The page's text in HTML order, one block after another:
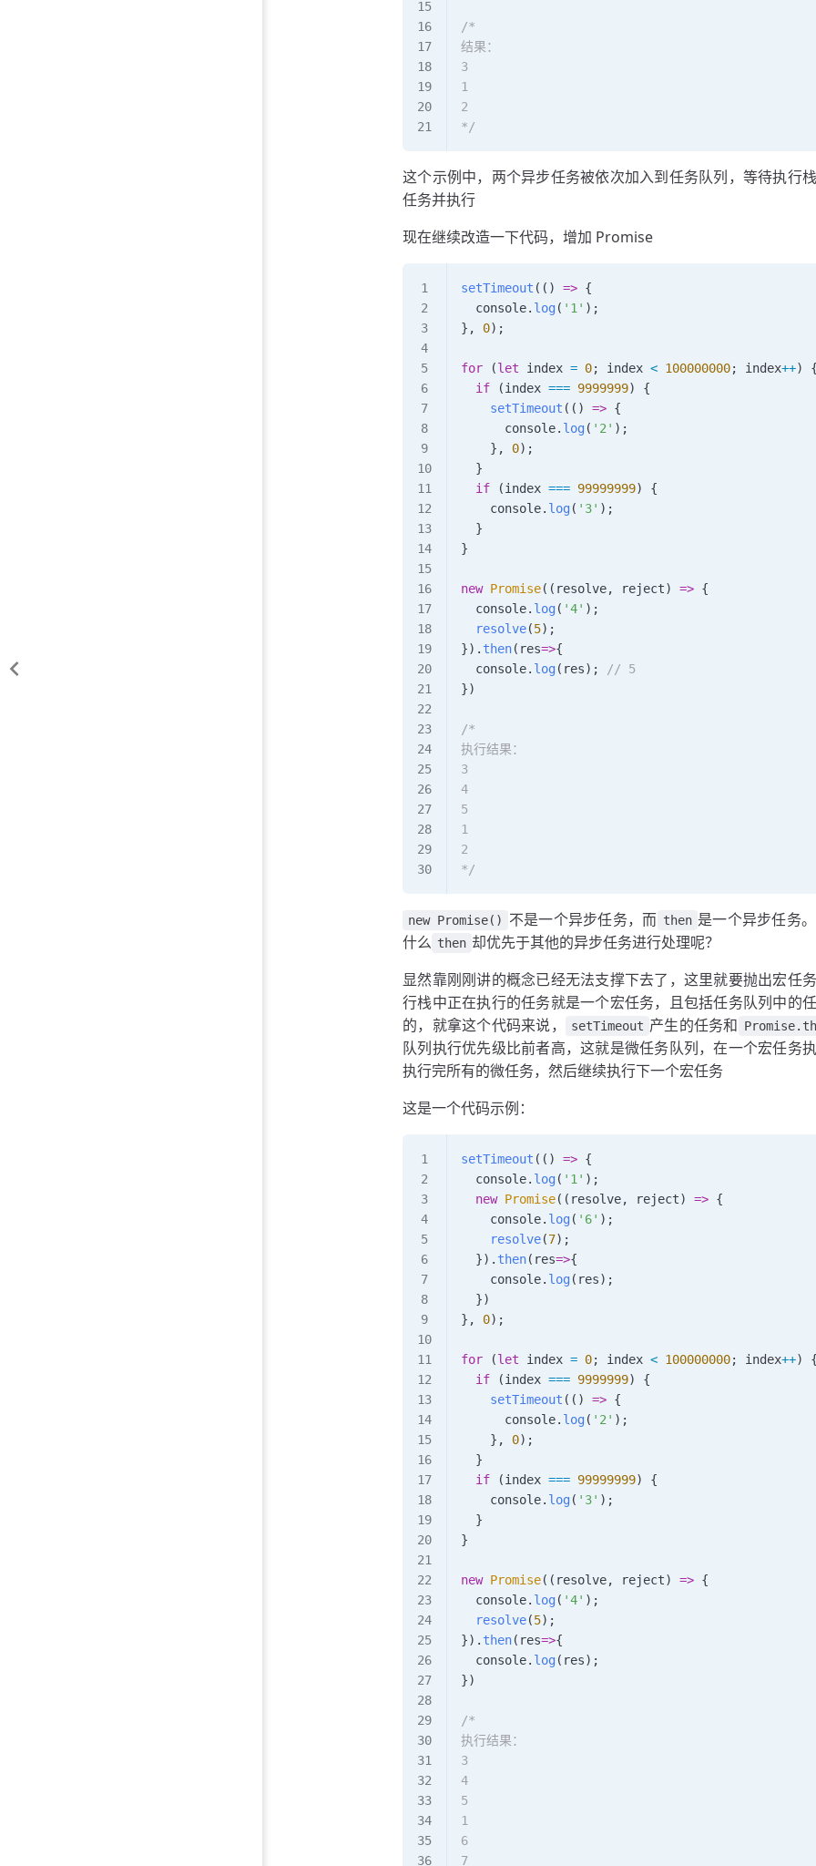
/*
结果：
3
1
2
*/
这个示例中，两个异步任务被依次加入到任务队列，等待执行
任务并执行
现在继续改造一下代码，增加 Promise
setTimeout (() => {
  console
. log ( '1' );
}, 0);
for (let index = 0; index < 100000000; index++)
  if
(index === 9999999) {
    setTimeout
(() => {
      console
. log ( '2' );
    },
0);
  }
  if
(index === 99999999) {
    console
. log ( '3' );
  }
}
new Promise(( resolve, reject) => {
  console
. log ( '4' );
  resolve
(5);
}). then( res=>{
  console
. log ( res);
// 5
})
/*
执行结果：
3
4
5
1
2
*/
new Promise() 不是一个异步任务，而 then 是一个异步任务
什么 then 却优先于其他的异步任务进行处理呢？
显然靠刚刚讲的概念已经无法支撑下去了，这里就要抛出宏任
行栈中正在执行的任务就是一个宏任务，且包括任务队列中的
的，就拿这个代码来说，
setTimeout 产生的任务和
队列执行优先级比前者高，这就是微任务队列，在一个宏任务
执行完所有的微任务，然后继续执行下一个宏任务
这是一个代码示例：
setTimeout (() => {
  console
. log ( '1' );
  new
Promise(( resolve, reject) => {
    console
. log ( '6' );
    resolve
(7);
  }).
then( res=>{
    console
. log ( res);
  })
}, 0);
for (let index = 0; index < 100000000; index++)
  if
(index === 9999999) {
    setTimeout
(() => {
      console
. log ( '2' );
    },
0);
  }
  if
(index === 99999999) {
    console
. log ( '3' );
  }
}
new Promise(( resolve, reject) => {
  console
. log ( '4' );
  resolve
(5);
}). then( res=>{
  console
. log ( res);
})
/*
执行结果：
3
4
5
1
6
7